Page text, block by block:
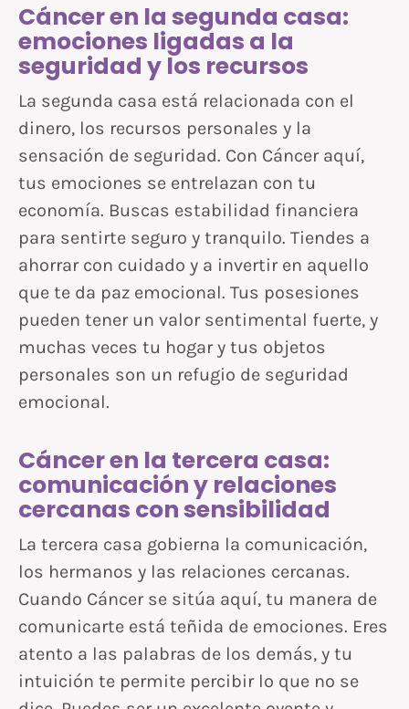
Cáncer en la segunda casa:
emociones ligadas a la
seguridad y los recursos
La segunda casa está relacionada con el
dinero, los recursos personales y la
sensación de seguridad. Con Cáncer aquí,
tus emociones se entrelazan con tu
economía. Buscas estabilidad financiera
para sentirte seguro y tranquilo. Tiendes a
ahorrar con cuidado y a invertir en aquello
que te da paz emocional. Tus posesiones
pueden tener un valor sentimental fuerte, y
muchas veces tu hogar y tus objetos
personales son un refugio de seguridad
emocional.
Cáncer en la tercera casa:
comunicación y relaciones
cercanas con sensibilidad
La tercera casa gobierna la comunicación,
los hermanos y las relaciones cercanas.
Cuando Cáncer se sitúa aquí, tu manera de
comunicarte está teñida de emociones. Eres
atento a las palabras de los demás, y tu
intuición te permite percibir lo que no se